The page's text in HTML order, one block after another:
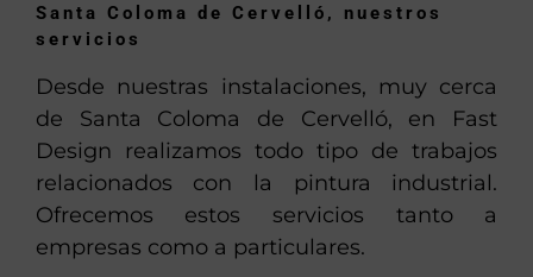
Santa Coloma de Cervelló, nuestros
servicios
Desde nuestras instalaciones, muy cerca
de Santa Coloma de Cervelló, en Fast
Design realizamos todo tipo de trabajos
relacionados con la pintura industrial.
Ofrecemos estos servicios tanto a
empresas como a particulares.